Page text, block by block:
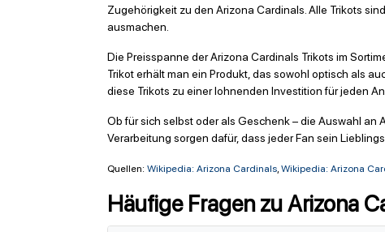
Zugehörigkeit zu den Arizona Cardinals. Alle Trikots
ausmachen.
Die Preisspanne der Arizona Cardinals Trikots im
Trikot erhält man ein Produkt, das sowohl optisch als
diese Trikots zu einer lohnenden Investition für jeden
Ob für sich selbst oder als Geschenk – die Auswahl
Verarbeitung sorgen dafür, dass jeder Fan sein
Quellen: Wikipedia: Arizona Cardinals Wikipedia: Arizona
Häufige Fragen zu Arizona